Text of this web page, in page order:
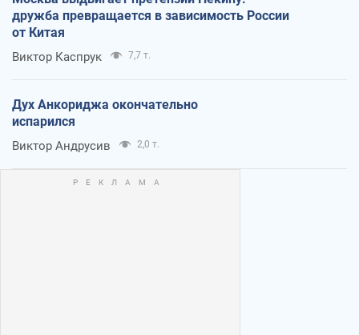
дружба превращается в зависимость России
от Китая
Виктор Каспрук 7,7 т.
Дух Анкориджа окончательно
испарился
Виктор Андрусив 2,0 т.